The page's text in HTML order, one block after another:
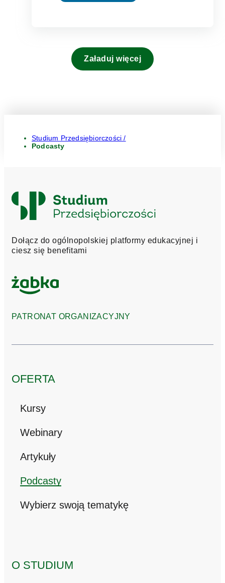
Załaduj więcej
Studium Przedsiębiorczości /
Podcasty
Logo
Studium
Dołącz do ogólnopolskiej platformy edukacyjnej i
ciesz się benefitami
PATRONAT ORGANIZACYJNY
OFERTA
Kursy
Webinary
Artykuły
Podcasty
Wybierz swoją tematykę
O STUDIUM